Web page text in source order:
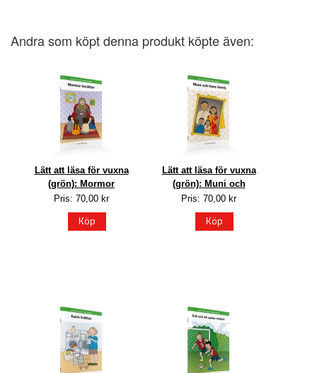
Andra som köpt denna produkt köpte även:
Lätt att läsa för vuxna
(grön): Mormor
Pris: 70,00 kr
Köp
Lätt att läsa för vuxna
(grön): Muni och
Pris: 70,00 kr
Köp